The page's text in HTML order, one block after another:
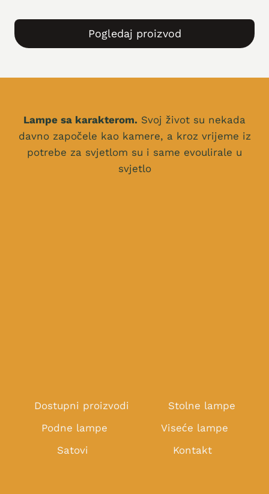
Pogledaj proizvod
Lampe sa karakterom. Svoj život su nekada
davno započele kao kamere, a kroz vrijeme iz
potrebe za svjetlom su i same evoulirale u
svjetlo
Dostupni proizvodi
Stolne lampe
Podne lampe
Viseće lampe
Satovi
Kontakt